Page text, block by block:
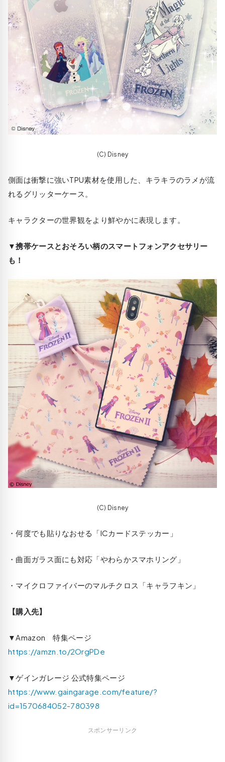
(C) Disney
側面は衝撃に強いTPU素材を使用した、キラキラのラメが流
れるグリッターケース。
キャラクターの世界観をより鮮やかに表現します。
▼携帯ケースとおそろい柄のスマートフォンアクセサリー
も！
(C) Disney
・何度でも貼りなおせる「ICカードステッカー」
・曲面ガラス面にも対応「やわらかスマホリング」
・マイクロファイバーのマルチクロス「キャラフキン」
【購入先】
▼Amazon 特集ページ
https://amzn.to/2OrgPDe
▼ゲインガレージ 公式特集ページ
https://www.gaingarage.com/feature/?
id=1570684052-780398
スポンサーリンク